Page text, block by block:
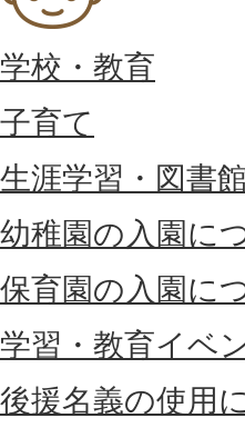
学校・教育
子育て
生涯学習・図書
幼稚園の入園に
保育園の入園に
学習・教育イベ
後援名義の使用